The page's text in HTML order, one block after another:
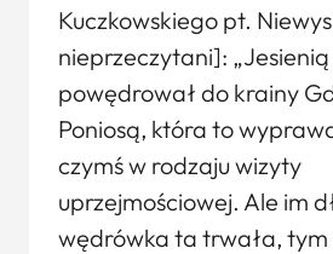
Kuczkowskiego pt.
nieprzeczytani]:
powędrował do krainy
Poniosą, która to
czymś w rodzaju wizyty
uprzejmościowej. Ale im
wędrówka ta trwała, tym